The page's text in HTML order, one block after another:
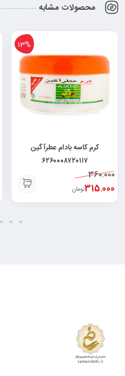
محصولات مشابه
13%
کرم کاسه بادام عطرآگین
۶۲۶۰۰۰۸۷۲۰۱۱۷
360.000
315.000تومان